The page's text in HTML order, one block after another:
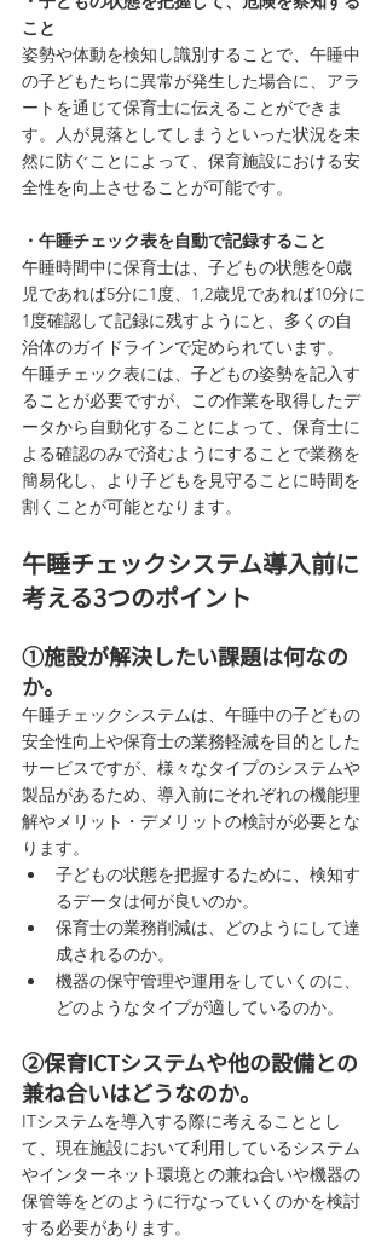
こと
姿勢や体動を検知し識別することで、午睡中
の子どもたちに異常が発生した場合に、アラ
ートを通じて保育士に伝えることができま
す。人が見落としてしまうといった状況を未
然に防ぐことによって、保育施設における安
全性を向上させることが可能です。
・午睡チェック表を自動で記録すること
午睡時間中に保育士は、子どもの状態を0歳
児であれば5分に1度、1,2歳児であれば10分に
1度確認して記録に残すようにと、多くの自
治体のガイドラインで定められています。
午睡チェック表には、子どもの姿勢を記入す
ることが必要ですが、この作業を取得したデ
ータから自動化することによって、保育士に
よる確認のみで済むようにすることで業務を
簡易化し、より子どもを見守ることに時間を
割くことが可能となります。
午睡チェックシステム導入前に
考える3つのポイント
①施設が解決したい課題は何なの
か。
午睡チェックシステムは、午睡中の子どもの
安全性向上や保育士の業務軽減を目的とした
サービスですが、様々なタイプのシステムや
製品があるため、導入前にそれぞれの機能理
解やメリット・デメリットの検討が必要とな
ります。
子どもの状態を把握するために、検知す
るデータは何が良いのか。
保育士の業務削減は、どのようにして達
成されるのか。
機器の保守管理や運用をしていくのに、
どのようなタイプが適しているのか。
②保育ICTシステムや他の設備との
兼ね合いはどうなのか。
ITシステムを導入する際に考えることとし
て、現在施設において利用しているシステム
やインターネット環境との兼ね合いや機器の
保管等をどのように行なっていくのかを検討
する必要があります。